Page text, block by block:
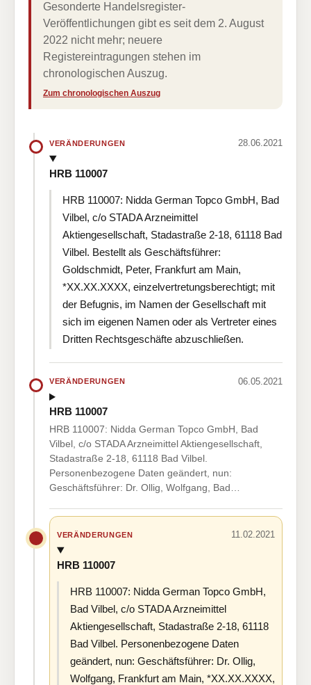
Gesonderte Handelsregister-
Veröffentlichungen gibt es seit dem 2. August
2022 nicht mehr; neuere
Registereintragungen stehen im
chronologischen Auszug.
Zum chronologischen Auszug
VERÄNDERUNGEN 28.06.2021
HRB 110007
HRB 110007: Nidda German Topco GmbH, Bad
Vilbel, c/o STADA Arzneimittel
Aktiengesellschaft, Stadastraße 2-18, 61118 Bad
Vilbel. Bestellt als Geschäftsführer:
Goldschmidt, Peter, Frankfurt am Main,
*XX.XX.XXXX, einzelvertretungsberechtigt; mit
der Befugnis, im Namen der Gesellschaft mit
sich im eigenen Namen oder als Vertreter eines
Dritten Rechtsgeschäfte abzuschließen.
VERÄNDERUNGEN 06.05.2021
HRB 110007
HRB 110007: Nidda German Topco GmbH, Bad
Vilbel, c/o STADA Arzneimittel Aktiengesellschaft,
Stadastraße 2-18, 61118 Bad Vilbel.
Personenbezogene Daten geändert, nun:
Geschäftsführer: Dr. Ollig, Wolfgang, Bad…
VERÄNDERUNGEN 11.02.2021
HRB 110007
HRB 110007: Nidda German Topco GmbH,
Bad Vilbel, c/o STADA Arzneimittel
Aktiengesellschaft, Stadastraße 2-18, 61118
Bad Vilbel. Personenbezogene Daten
geändert, nun: Geschäftsführer: Dr. Ollig,
Wolfgang, Frankfurt am Main, *XX.XX.XXXX,